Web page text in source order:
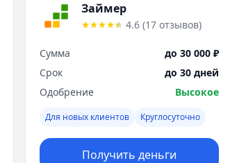
Займер
4.6 (17 отзывов)
Сумма
до 30 000 ₽
Срок
до 30 дней
Одобрение
Высокое
Для новых клиентов Круглосуточно
Получить деньги